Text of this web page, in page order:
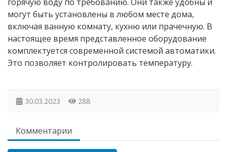
могут быть установлены в любом месте дома,
включая ванную комнату, кухню или прачечную. В
настоящее время представленное оборудование
комплектуется современной системой автоматики.
Это позволяет контролировать температуру.
30.03.2023 288
Комментарии